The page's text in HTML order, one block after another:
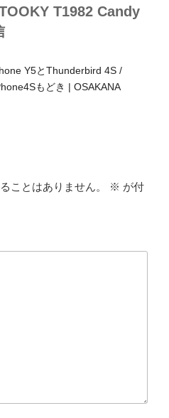
T1982 Candy
Y5とThunderbird 4S /
もどき | OSAKANA
ことはありません。 ※ が付